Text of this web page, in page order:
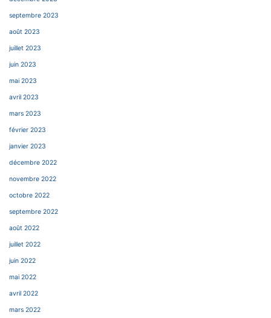
septembre 2023
août 2023
juillet 2023
juin 2023
mai 2023
avril 2023
mars 2023
février 2023
janvier 2023
décembre 2022
novembre 2022
octobre 2022
septembre 2022
août 2022
juillet 2022
juin 2022
mai 2022
avril 2022
mars 2022